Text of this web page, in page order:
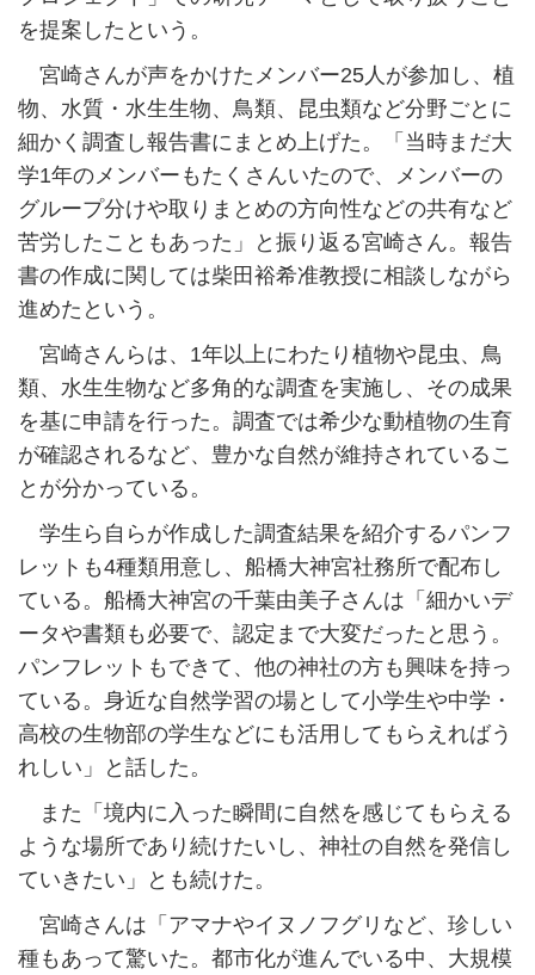
を提案したという。
宮崎さんが声をかけたメンバー25人が参加し、植
物、水質・水生生物、鳥類、昆虫類など分野ごとに
細かく調査し報告書にまとめ上げた。「当時まだ大
学1年のメンバーもたくさんいたので、メンバーの
グループ分けや取りまとめの方向性などの共有など
苦労したこともあった」と振り返る宮崎さん。報告
書の作成に関しては柴田裕希准教授に相談しながら
進めたという。
宮崎さんらは、1年以上にわたり植物や昆虫、鳥
類、水生生物など多角的な調査を実施し、その成果
を基に申請を行った。調査では希少な動植物の生育
が確認されるなど、豊かな自然が維持されているこ
とが分かっている。
学生ら自らが作成した調査結果を紹介するパンフ
レットも4種類用意し、船橋大神宮社務所で配布し
ている。船橋大神宮の千葉由美子さんは「細かいデ
ータや書類も必要で、認定まで大変だったと思う。
パンフレットもできて、他の神社の方も興味を持っ
ている。身近な自然学習の場として小学生や中学・
高校の生物部の学生などにも活用してもらえればう
れしい」と話した。
また「境内に入った瞬間に自然を感じてもらえる
ような場所であり続けたいし、神社の自然を発信し
ていきたい」とも続けた。
宮崎さんは「アマナやイヌノフグリなど、珍しい
種もあって驚いた。都市化が進んでいる中、大規模